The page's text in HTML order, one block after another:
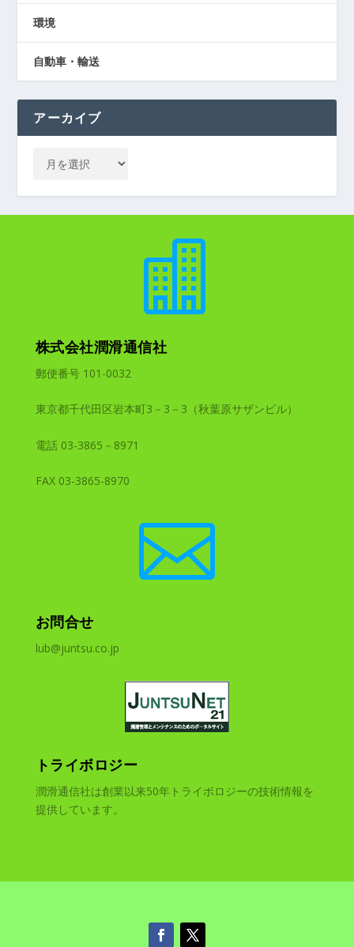
環境
自動車・輸送
アーカイブ

株式会社潤滑通信社
郵便番号 101-0032
東京都千代田区岩本町3－3－3（秋葉原サザンビル）
電話 03-3865－8971
FAX 03-3865-8970

お問合せ
lub@juntsu.co.jp
トライボロジー
潤滑通信社は創業以来50年トライボロジーの技術情報を
提供しています。